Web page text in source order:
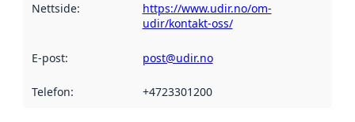
Nettside:
https://www.udir.no/om-
udir/kontakt-oss/
E-post: post@udir.no
Telefon: +4723301200